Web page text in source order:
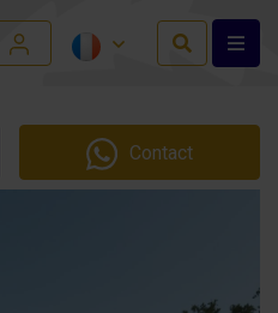
Contact